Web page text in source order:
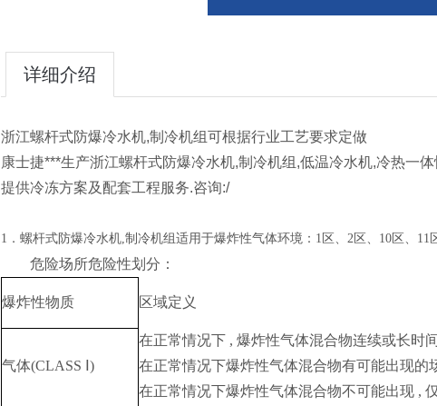
详细介绍
浙江螺杆式防爆冷水机,制冷机组可根据行业工艺要求定做
康士捷***生产浙江螺杆式防爆冷水机,制冷机组,低温冷水机,冷热一
提供冷冻方案及配套工程服务.咨询:/
1 ．螺杆式防爆冷水机,制冷机组 适用于爆炸性气体环境 ： 1 区、2区、10区、11
危险场所危险性划分：
爆炸性物质 区域定义
气体(CLASS Ⅰ)
在正常情况下 , 爆炸性气体混合物连续或长时
在正常情况下爆炸性气体混合物有可能出现的
在正常情况下爆炸性气体混合物不可能出现 ,